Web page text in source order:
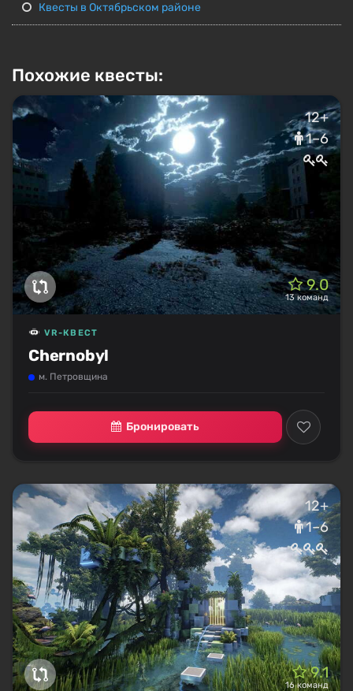
Квесты в Октябрьском районе
Похожие квесты:
12+
1–6
9.0
13 команд
Chernobyl
VR-КВЕСТ
м. Петровщина
Бронировать
12+
1–6
9.1
16 команд